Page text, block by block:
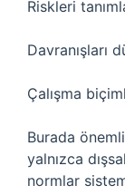
Riskleri
Davranışları
Çalışma
Burada
yalnızca
normlar